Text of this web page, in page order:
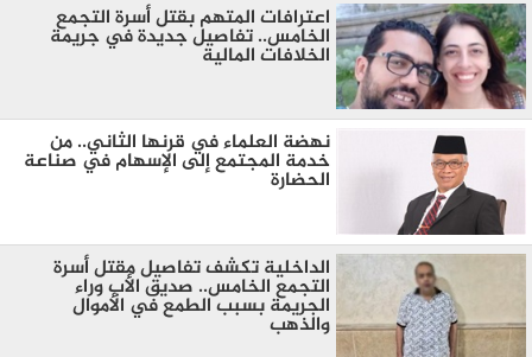
اعترافات المتهم بقتل أسرة التجمع
الخامس.. تفاصيل جديدة في جريمة
الخلافات المالية
نهضة العلماء في قرنها الثاني.. من
خدمة المجتمع إلى الإسهام في صناعة
الحضارة
الداخلية تكشف تفاصيل مقتل أسرة
التجمع الخامس.. صديق الأب وراء
الجريمة بسبب الطمع في الأموال
والذهب